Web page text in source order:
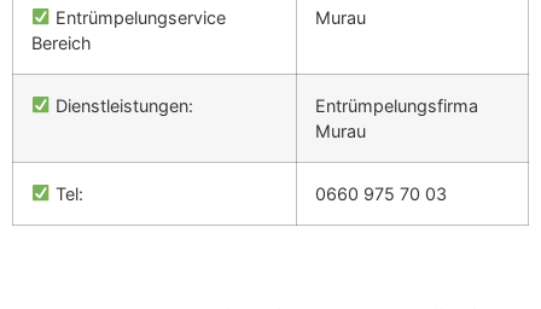
Entrümpelungservice
Bereich
Murau
Dienstleistungen:
Entrümpelungsfirma
Murau
Tel: 0660 975 70 03